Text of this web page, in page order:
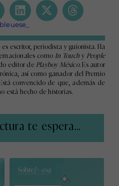
es escritor, periodista y guionista. Ha
como In Touchy People
editor de Playboy México. Es autor
así como ganador del Premio
convencido de que, además de
está hecho de historias.
te espera...